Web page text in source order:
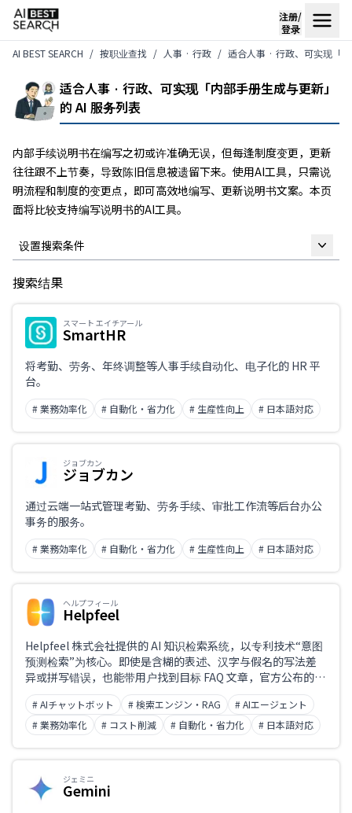
注册/
登录
AI BEST SEARCH
按职业查找 人事 · 行政 适合人事 · 行政、可实现「
适合人事 · 行政、可实现「内部手册生成与更新」
的 AI 服务列表
内部手续说明书在编写之初或许准确无误，但每逢制度变更，更新
往往跟不上节奏，导致陈旧信息被遗留下来。使用AI工具，只需说
明流程和制度的变更点，即可高效地编写、更新说明书文案。本页
面将比较支持编写说明书的AI工具。
设置搜索条件
自由关键词
仅限支持日语
业务课题
职业
搜索结果
スマート エイチアール
SmartHR
将考勤、劳务、年终调整等人事手续自动化、电子化的 HR 平
台。
# 業務効率化 # 自動化・省力化 # 生産性向上 # 日本語対応
ジョブカン
ジョブカン
通过云端一站式管理考勤、劳务手续、审批工作流等后台办公
事务的服务。
# 業務効率化 # 自動化・省力化 # 生産性向上 # 日本語対応
ヘルプフィール
Helpfeel
Helpfeel 株式会社提供的 AI 知识检索系统，以专利技术“意图
预测检索”为核心。即使是含糊的表述、汉字与假名的写法差
异或拼写错误，也能带用户找到目标 FAQ 文章，官方公布的检
索命中率为 98%。除检索型 FAQ 外，还提供可横向检索内部
PDF、Word 来作答的 AI 智能体、在提交前就展示答案的咨询
表单，以及对积累的咨询数据（VoC）进行分析并提出文章改
进建议的能力，均整合在同一平台。截至 2026 年 1 月已导入
900 个以上站点，公布咨询量削减实绩 70%、续约率 99%。
# AIチャットボット # 検索エンジン・RAG
# AIエージェント
# 業務効率化
# コスト削減 # 自動化・省力化 # 日本語対応
ジェミニ
Gemini